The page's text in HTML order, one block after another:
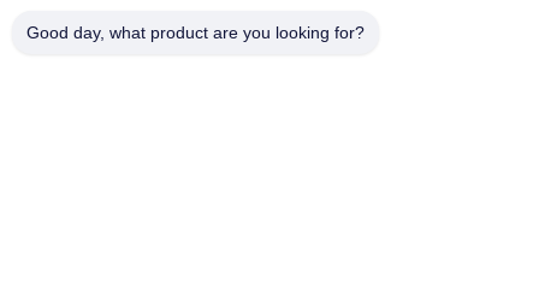
Good day, what product are you looking for?